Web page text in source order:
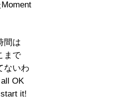
間は
まで
ないわ
OK
it!